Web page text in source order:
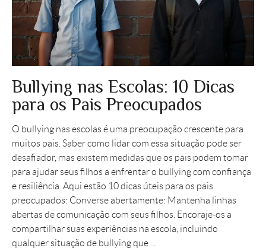
Bullying nas Escolas: 10 Dicas
para os Pais Preocupados
O bullying nas escolas é uma preocupação crescente para
muitos pais. Saber como lidar com essa situação pode ser
desafiador, mas existem medidas que os pais podem tomar
para ajudar seus filhos a enfrentar o bullying com confiança
e resiliência. Aqui estão 10 dicas úteis para os pais
preocupados: Converse abertamente: Mantenha linhas
abertas de comunicação com seus filhos. Encoraje-os a
compartilhar suas experiências na escola, incluindo
qualquer situação de bullying que ...